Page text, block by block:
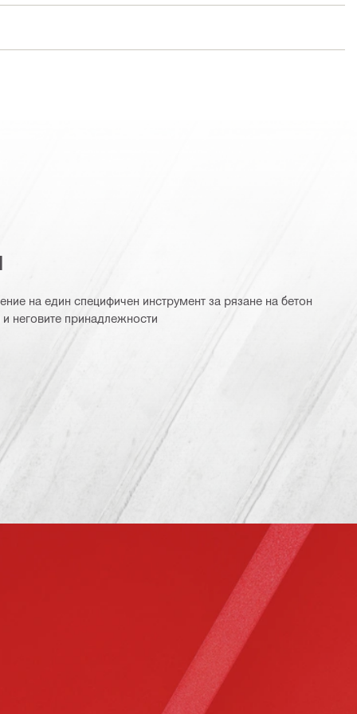
на един специфичен инструмент за рязане на бетон
неговите принадлежности